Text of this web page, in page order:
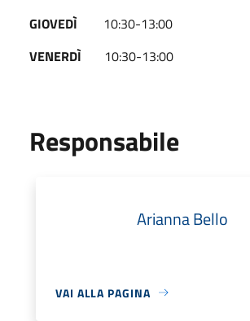
GIOVEDÌ
10:30-13:00
VENERDÌ 10:30-13:00
Responsabile
Arianna Bello
VAI ALLA PAGINA